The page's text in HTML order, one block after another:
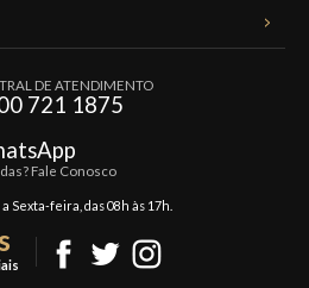
DE ATENDIMENTO
721 1875
Fale Conosco
Sexta-feira, das 08h às 17h.